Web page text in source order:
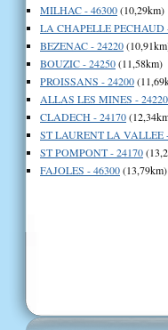
MILHAC - 46300(10,29km)
LA CHAPELLE PECHAUD
BEZENAC - 24220
BOUZIC - 24250(11,58km)
PROISSANS - 24200
ALLAS LES MINES - 24220
CLADECH - 24170
ST LAURENT LA VALLEE
ST POMPONT - 24170
FAJOLES - 46300(13,79km)